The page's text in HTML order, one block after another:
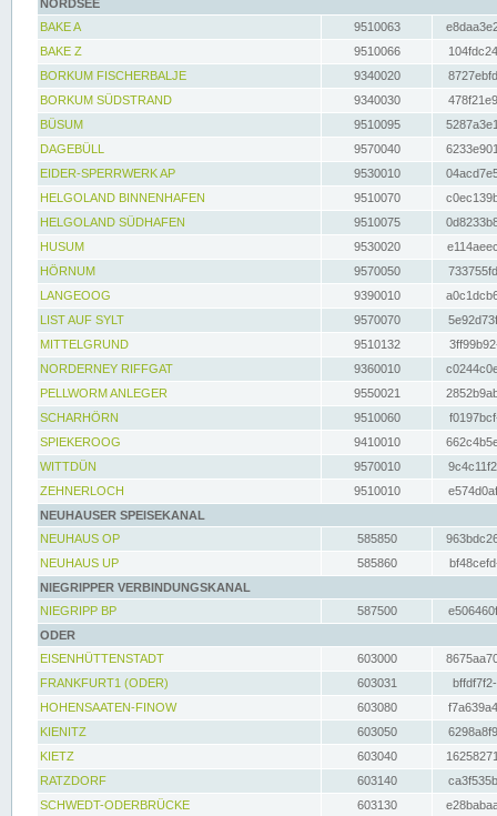
NORDSEE
BAKE A
9510063
BAKE Z
9510066
BORKUM FISCHERBALJE
9340020
BORKUM SÜDSTRAND
9340030
BÜSUM
9510095
DAGEBÜLL
9570040
EIDER-SPERRWERK AP
9530010
HELGOLAND BINNENHAFEN
9510070
HELGOLAND SÜDHAFEN
9510075
HUSUM
9530020
HÖRNUM
9570050
LANGEOOG
9390010
LIST AUF SYLT
9570070
MITTELGRUND
9510132
NORDERNEY RIFFGAT
9360010
PELLWORM ANLEGER
9550021
SCHARHÖRN
9510060
SPIEKEROOG
9410010
WITTDÜN
9570010
ZEHNERLOCH
9510010
NEUHAUSER SPEISEKANAL
NEUHAUS OP
585850
NEUHAUS UP
585860
NIEGRIPPER VERBINDUNGSKANAL
NIEGRIPP BP
587500
ODER
EISENHÜTTENSTADT
603000
FRANKFURT1 (ODER)
603031
HOHENSAATEN-FINOW
603080
KIENITZ
603050
KIETZ
603040
RATZDORF
603140
SCHWEDT-ODERBRÜCKE
603130